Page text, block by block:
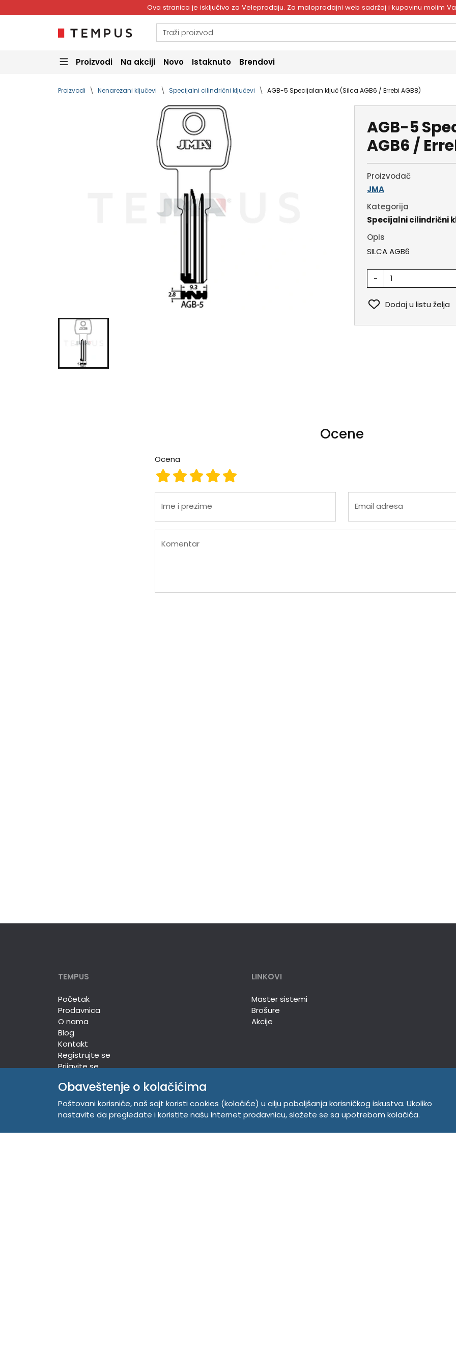
Ova stranica je isključivo za Veleprodaju. Za maloprodajni web sadržaj i kupovinu molim
Proizvodi Na akciji Novo Istaknuto Brendovi
Proizvodi Nenarezani ključevi Specijalni cilindrični ključevi AGB-5 Specijalan ključ (Silca AGB6 / Errebi AGB8)
AGB-5
AGB6 /
Proizvođač
JMA
Kategorija
Specijalni cilindrični
Opis
SILCA AGB6
-
Dodaj u listu želja
Ocene
Ocena
Ocena 5
Ocena 4
Ocena 3
Ocena 2
Ocena 1
Ime i prezime Email adresa
Komentar
TEMPUS
Početak
Prodavnica
O nama
Blog
Kontakt
Registrujte se
Prijavite se
LINKOVI
Master sistemi
Brošure
Akcije
TEMPUS DOO
Trg Komenskog 2, 21000
INFORMACIJE
Politika o kolačićima
Obaveštenje o kolačićima
Poštovani korisniče, naš sajt koristi cookies (kolačiće) u cilju poboljšanja korisničkog iskustva. Ukoliko
nastavite da pregledate i koristite našu Internet prodavnicu, slažete se sa upotrebom kolačića.